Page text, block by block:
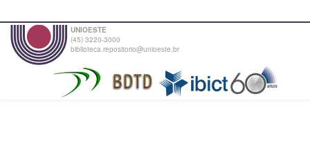
UNIOESTE
(45) 3220-3000
biblioteca.repositorio@unioeste.br